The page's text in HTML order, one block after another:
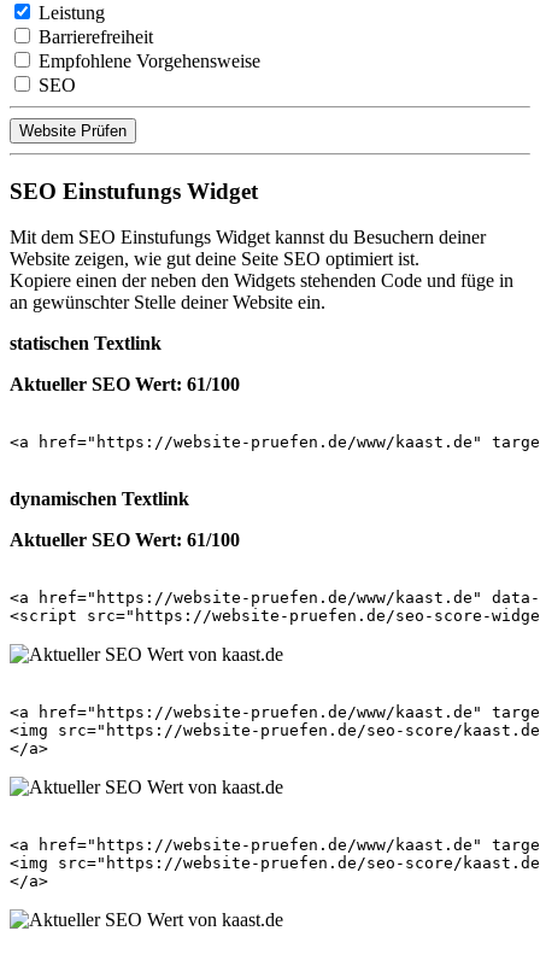
Leistung
Barrierefreiheit
Empfohlene Vorgehensweise
SEO
Website Prüfen
SEO Einstufungs Widget
Mit dem SEO Einstufungs Widget kannst du Besuchern deiner
Website zeigen, wie gut deine Seite SEO optimiert ist.
Kopiere einen der neben den Widgets stehenden Code und füge in
an gewünschter Stelle deiner Website ein.
statischen Textlink
Aktueller SEO Wert: 61/100
<a href="https://website-pruefen.de/www/kaast.de"
dynamischen Textlink
Aktueller SEO Wert: 61/100
<a href="https://website-pruefen.de/www/kaast.de"
<a href="https://website-pruefen.de/www/kaast.de"
<img src="https://website-pruefen.de/seo-score/
<a href="https://website-pruefen.de/www/kaast.de"
<img src="https://website-pruefen.de/seo-score/